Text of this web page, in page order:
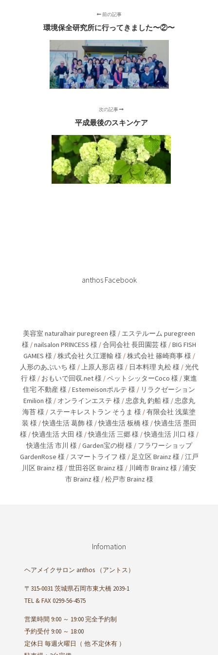
前の記事
環境保全研究所に行ってきました〜②〜
次の記事
平成最後のスキンケア
anthos Facebook
美容室 naturalhair puregreen 様 / エステルーム puregreen
様 /nailsalon PRINCESS 様 /合同会社 長田園芸 様 /BIG FISH
GAMES 様 /株式会社 久江運輸 様 /株式会社 篠崎商事 様 /
人形のあぶいち 様 / 上原人形店 様 / 日本料理 丸松 様 /光代
行 様 / おもいで回収.net 様 /ペットシッターCoco 様 /東進
住宅 不動産 様 /Estemeisonポルテ 様 / リラクゼーション
Emilion 様 / オンラインエステ 様 / 忠彦丸 釣船 様 / 忠彦丸
海苔 様 / ステーキレストラン そうま 様 /有限会社 浅葉塗
装 様 /快適生活 葛飾 様 /快適生活 板橋 様 /快適生活 墨田
様 /快適生活 大田 様 /快適生活 三郷 様 /快適生活 川口 様 /
快適生活 市川 様 /Garden宝の樹 様 / フラワーショップ
GardenRose 様 / スマートライフ 様 / 足立区 Brainz 様 /江戸
川区 Brainz 様 /世田谷区 Brainz 様 / 川崎市 Brainz 様 /浦安
市 Brainz 様 /松戸市 Brainz 様
Infomation
ヘアメイクサロン anthos （アントス）
〒315-0031 茨城県石岡市東大橋 2039-1
TEL & FAX 0299-56-4575
営業時間 9:00 ～ 19:00 完全予約制
予約受付 9:00 ～ 18:00
定休日 毎週火曜日（ 他 不定休有 ）